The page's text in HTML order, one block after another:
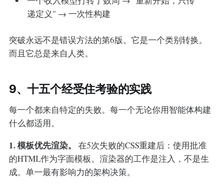
递定义" → 一次性构建
突破永远不是错误方法的第6版。它是一个类别转换。
而且它总是来自人类。
9、十五个经受住考验的实践
每一个都来自特定的失败。每一个无论你用智能体构建
什么都适用。
1. 模板优先渲染。
在5次失败的CSS重建后：使用批准
的HTML作为字面模板。渲染器的工作是注入，不是生
成。单一最有影响力的架构决策。